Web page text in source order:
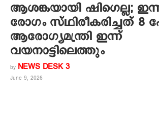
ആശങ്കയായി ഷിഗെല്ല;
രോഗം സ്ഥിരീകരിച്ചത് 8
ആരോഗ്യമന്ത്രി ഇന്ന്
വയനാട്ടിലെത്തും
by NEWS DESK 3
June 9, 2026